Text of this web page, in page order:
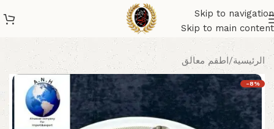
Skip to navigation
Skip to main content
الرئيسية/اطقم معالق
-8%